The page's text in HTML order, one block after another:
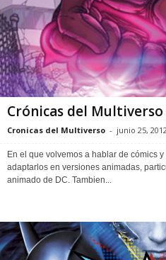
Crónicas del Multiverso
Cronicas del Multiverso - junio 25, 2012
En el que volvemos a hablar de cómics
adaptarlos en versiones animadas,
animado de DC. Tambien...